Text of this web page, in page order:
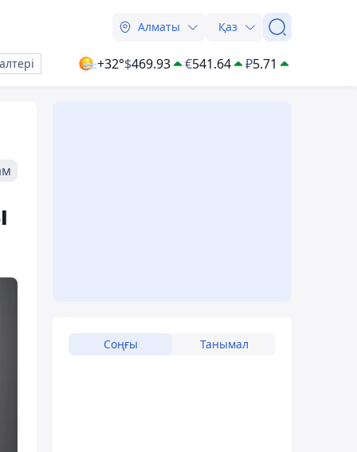
Алматы Қаз
+32°$469.93 €541.64 ₽5.71
Соңғы Танымал